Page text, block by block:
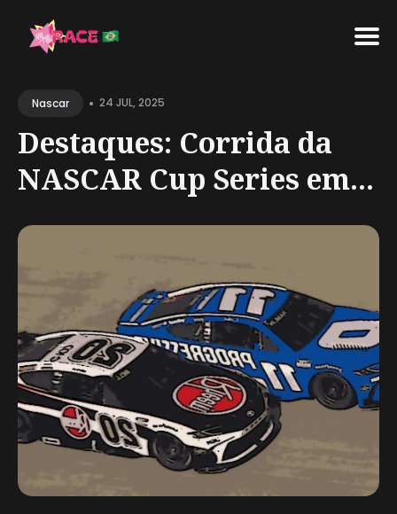
forNascar • 24 JUL, 2025
Destaques: Corrida da
NASCAR Cup Series em...